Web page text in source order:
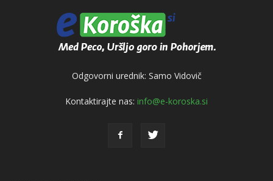
Odgovorni urednik: Samo Vidovič
Kontaktirajte nas: info@e-koroska.si